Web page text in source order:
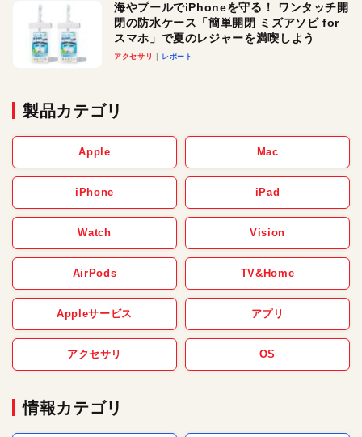
海やプールでiPhoneを守る！ ワンタッチ開
閉の防水ケース「簡単開閉 ミズアソビ for
スマホ」で夏のレジャーを満喫しよう
アクセサリ レポート
製品カテゴリ
Apple Mac
iPhone iPad
Watch Vision
AirPods TV&Home
Appleサービス アプリ
アクセサリ OS
情報カテゴリ